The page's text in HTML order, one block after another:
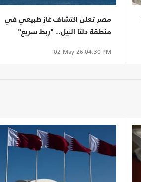
مصر تعلن اكتشاف غاز طبيعي في
منطقة دلتا النيل.. "ربط سريع"
02-May-26 04:30 PM